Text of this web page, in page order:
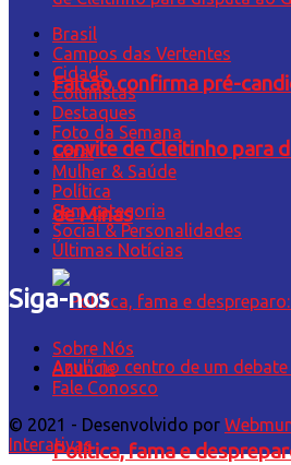
Falcão confirma pré-
convite de Cleitinho para
de Minas
Política, fama e
Brasil
Campos das Vertentes
Cidade
Colunistas
Destaques
Foto da Semana
Geral
Mulher & Saúde
Política
Sem categoria
Social & Personalidades
Últimas Notícias
Siga-nos
Sobre Nós
Anuncie
Fale Conosco
© 2021 - Desenvolvido por
Interativas